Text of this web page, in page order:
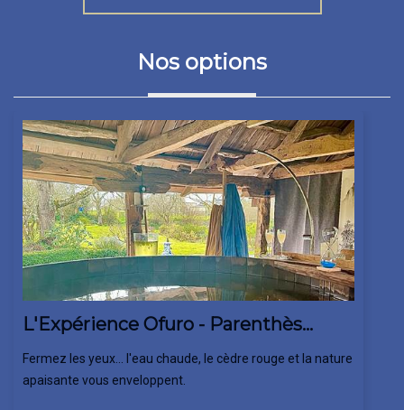
Nos options
L'Expérience Ofuro - Parenthès...
Fermez les yeux...
l'eau chaude, le cèdre rouge et la nature
apaisante vous enveloppent.